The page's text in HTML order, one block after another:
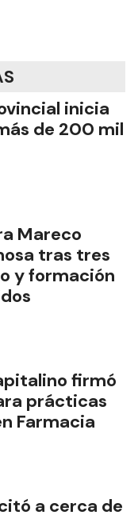
inicia
de 200 mil
Mareco
tras tres
y formación
firmó
prácticas